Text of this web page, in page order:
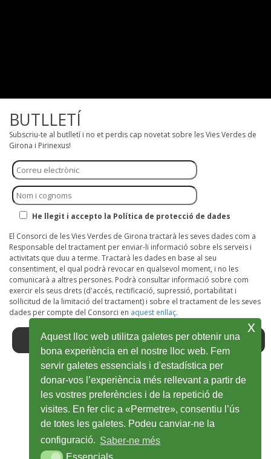
BUTLLETÍ
Subscriu-te al butlletí i no et perdis cap novetat sobre les Vies Verdes de
Girona i Pirinexus!
He llegit i accepto la Política de protecció de dades
El Consorci de les Vies Verdes de Girona tractarà les seves dades com a
Responsable del tractament per enviar-li informació sobre els serveis i
activitats que duu a terme. Tractarà les dades en base al seu
consentiment, el qual podrà revocar en qualsevol moment, i no les
comunicarà a altres persones. Podrà consultar informació sobre com
exercir els seus drets (d'accés, rectificació, supressió, portabilitat i
sol·licitud de la limitació del tractament) i sobre el tractament de les seves
dades per compte del Consorci en aquest enllaç.
Facebook
Abre
en
ventana
nueva
Twitter
Abre
en
ventana
nueva
Youtube
Abre
en
ventana
nueva
Instagram
Abre
en
ventana
nueva
Wikiloc
Abre
en
ventana
nueva
Aquest lloc web utilitza galetes per obtenir una
bona experiència en el nostre lloc web. Fem
servir galetes essencials i d'estadística per
donar-vos l’experiència més rellevant a partir de
les vostres preferències i de la repetició de
visites. En fer clic a «Permetre», consentiu l’ús
de totes les galetes. Podeu canviar-ne la
configuració. Saber-ne més
Essencials
x